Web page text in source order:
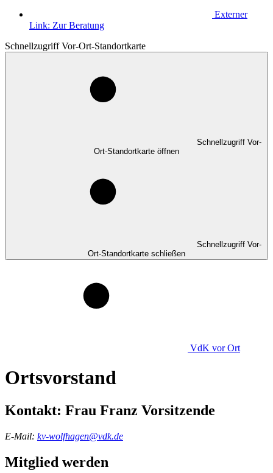
Externer
Link: Zur Beratung
Schnellzugriff Vor-Ort-Standortkarte
Schnellzugriff Vor-
Ort-Standortkarte öffnen
Schnellzugriff Vor-
Ort-Standortkarte schließen
VdK vor Ort
Ortsvorstand
Kontakt: Frau Franz Vorsitzende
E-Mail: kv-wolfhagen@vdk.de
Mitglied werden